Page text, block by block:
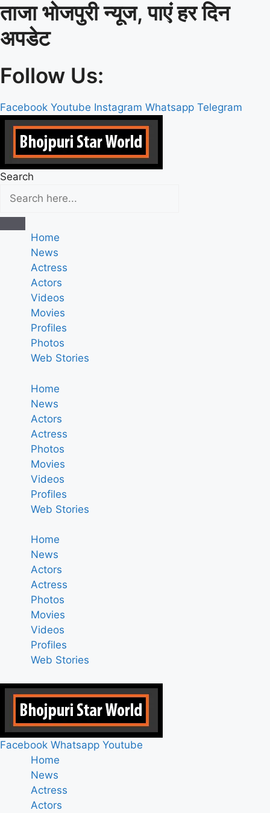
Skip
to
content
ताजा भोजपुरी न्यूज, पाएं हर दिन
अपडेट
Follow Us:
Facebook Youtube Instagram Whatsapp Telegram
Search
Home
News
Actress
Actors
Videos
Movies
Profiles
Photos
Web Stories
Home
News
Actors
Actress
Photos
Movies
Videos
Profiles
Web Stories
Home
News
Actors
Actress
Photos
Movies
Videos
Profiles
Web Stories
Facebook Whatsapp Youtube
Home
News
Actress
Actors